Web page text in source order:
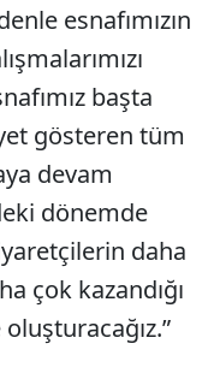
esnafımızın
başta
gösteren tüm
devam
dönemde
daha
çok kazandığı